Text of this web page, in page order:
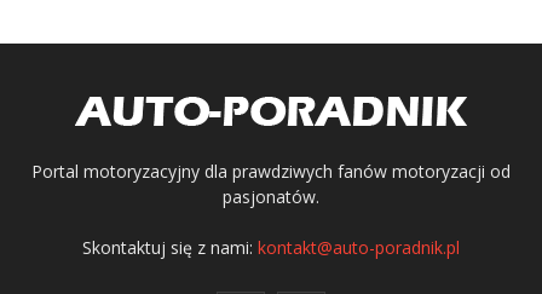
Portal motoryzacyjny dla prawdziwych fanów motoryzacji od
pasjonatów.
Skontaktuj się z nami: kontakt@auto-poradnik.pl